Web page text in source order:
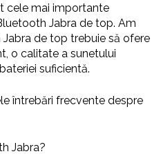
cele mai importante
Jabra de top. Am
de top trebuie să ofere
o calitate a sunetului
suficientă.
întrebări frecvente despre
Jabra?